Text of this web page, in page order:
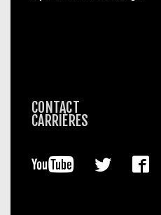
CONTACT
CARRIÈRES